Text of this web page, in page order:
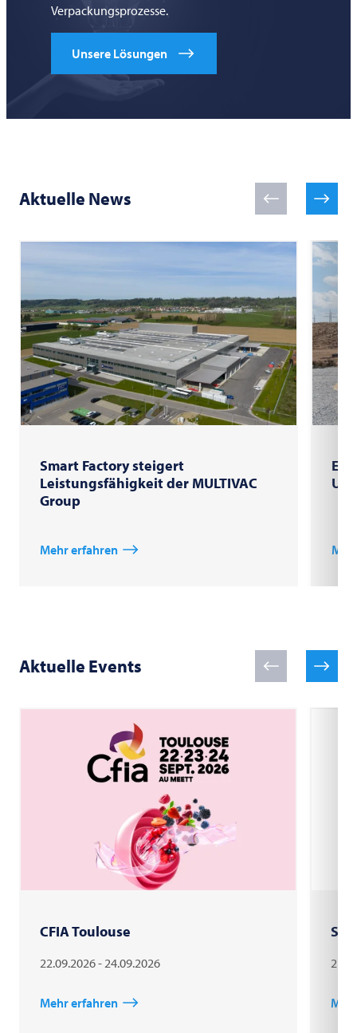
Verpackungsprozesse.
Unsere Lösungen
Aktuelle News
Smart Factory steigert
Leistungsfähigkeit der MULTIVAC
Group
Mehr erfahren
Aktuelle Events
CFIA Toulouse
22.09.2026 - 24.09.2026
Mehr erfahren